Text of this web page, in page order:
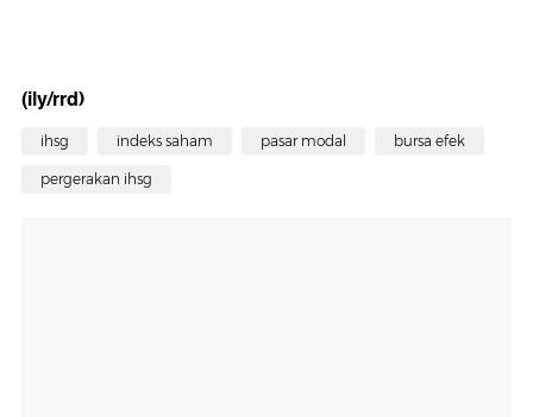
(ily/rrd)
ihsg indeks saham pasar modal bursa efek
pergerakan ihsg